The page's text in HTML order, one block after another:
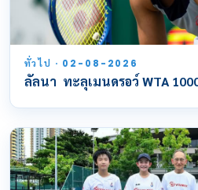
ทั่วไป · 02-08-2026
ลัลนา ทะลุเมนดรอว์ WTA